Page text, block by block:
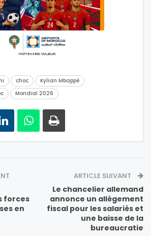
choc
Kylian Mbappé
Mondial 2026
forces
en
ARTICLE SUIVANT
Le chancelier allemand
annonce un allègement
fiscal pour les salariés et
une baisse de la
bureaucratie